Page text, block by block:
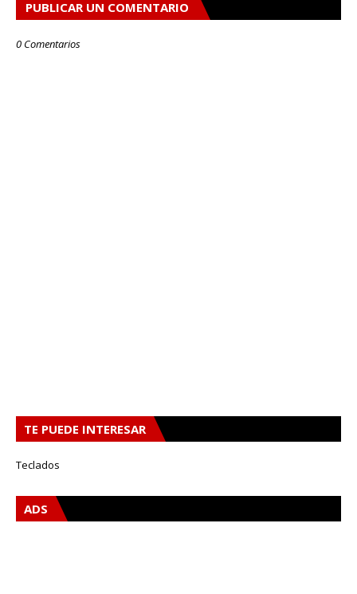
PUBLICAR UN COMENTARIO
0 Comentarios
TE PUEDE INTERESAR
Teclados
ADS